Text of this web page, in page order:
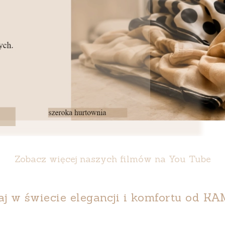
Zobacz więcej naszych filmów na You Tube
w świecie elegancji i komfortu od